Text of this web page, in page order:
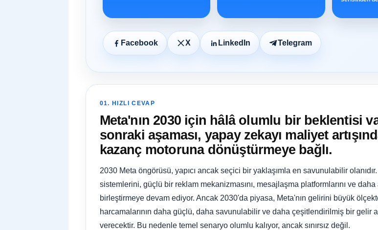
Facebook X LinkedIn Telegram
01. HIZLI CEVAP
Meta'nın 2030 için hâlâ olumlu bir beklentisi
sonraki aşaması, yapay zekayı maliyet
kazanç motoruna dönüştürmeye bağlı.
2030 Meta öngörüsü, yapıcı ancak seçici bir yaklaşımla en savunulabilir
sistemlerini, güçlü bir reklam mekanizmasını, mesajlaşma platformlarını ve
birleştirmeye devam ediyor. Ancak 2030'da piyasa, Meta'nın gelirini büyük
harcamalarının daha güçlü, daha savunulabilir ve daha çeşitlendirilmiş bir gelir
verecektir. Bu nedenle temel senaryo olumlu kalıyor, ancak sınırsız değil.